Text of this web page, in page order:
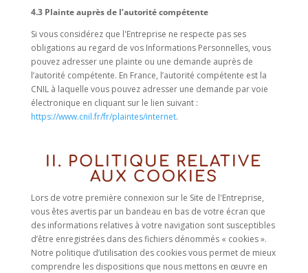
4.3 Plainte auprès de l’autorité compétente
Si vous considérez que l'Entreprise ne respecte pas ses
obligations au regard de vos Informations Personnelles, vous
pouvez adresser une plainte ou une demande auprès de
l’autorité compétente. En France, l’autorité compétente est la
CNIL à laquelle vous pouvez adresser une demande par voie
électronique en cliquant sur le lien suivant :
https://www.cnil.fr/fr/plaintes/internet.
II. POLITIQUE RELATIVE
AUX COOKIES
Lors de votre première connexion sur le Site de l'Entreprise,
vous êtes avertis par un bandeau en bas de votre écran que
des informations relatives à votre navigation sont susceptibles
d’être enregistrées dans des fichiers dénommés « cookies ».
Notre politique d’utilisation des cookies vous permet de mieux
comprendre les dispositions que nous mettons en œuvre en